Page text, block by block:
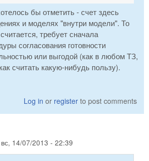
бы отметить - счет здесь
и моделях "внутри модели". То
требует сначала
согласования готовности
или выгодой (как в любом ТЗ,
считать какую-нибудь пользу).
Log in or register to post comments
вс, 14/07/2013 - 22:39